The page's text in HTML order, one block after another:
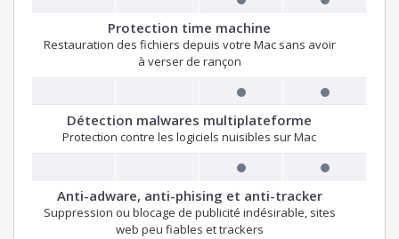
Protection time machine
Restauration des fichiers depuis votre Mac sans avoir
à verser de rançon
Détection malwares multiplateforme
Protection contre les logiciels nuisibles sur Mac
Anti-adware, anti-phising et anti-tracker
Suppression ou blocage de publicité indésirable, sites
web peu fiables et trackers